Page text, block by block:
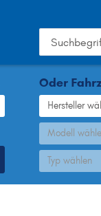
Oder
Hersteller
Modell
Typ wählen